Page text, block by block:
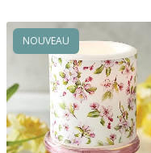
NOUVEAU